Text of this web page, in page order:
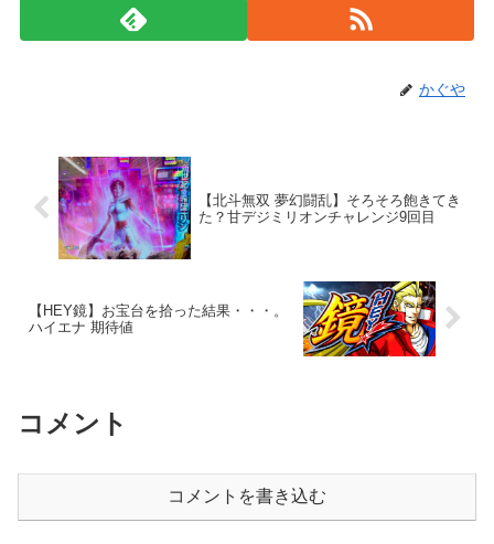
かぐや
【北斗無双 夢幻闘乱】そろそろ飽きてき
た？甘デジミリオンチャレンジ9回目
【HEY鏡】お宝台を拾った結果・・・。
ハイエナ 期待値
コメント
コメントを書き込む